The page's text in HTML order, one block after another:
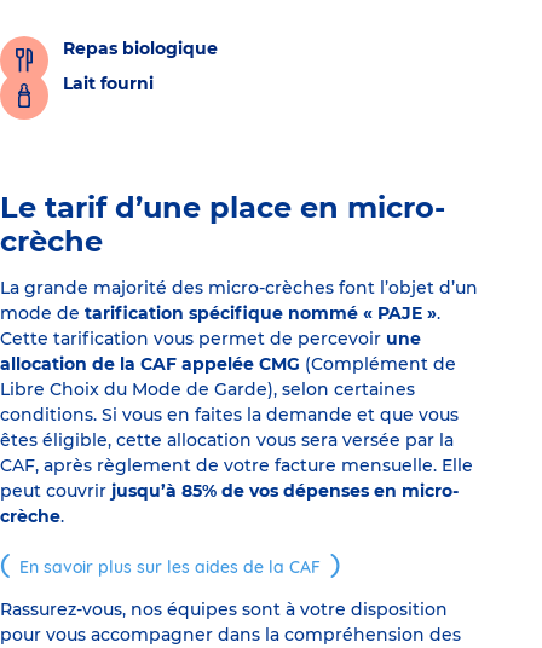
Repas biologique
Lait fourni
Le tarif d’une place en micro-
crèche
La grande majorité des micro-crèches font l’objet d’un
mode de tarification spécifique nommé « PAJE ».
Cette tarification vous permet de percevoir une
allocation de la CAF appelée CMG (Complément de
Libre Choix du Mode de Garde), selon certaines
conditions. Si vous en faites la demande et que vous
êtes éligible, cette allocation vous sera versée par la
CAF, après règlement de votre facture mensuelle. Elle
peut couvrir jusqu’à 85% de vos dépenses en micro-
crèche.
En savoir plus sur les aides de la CAF
Rassurez-vous, nos équipes sont à votre disposition
pour vous accompagner dans la compréhension des